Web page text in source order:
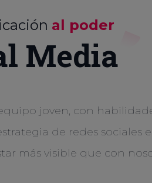
al poder
Media
joven, con
de redes sociales
más visible que con